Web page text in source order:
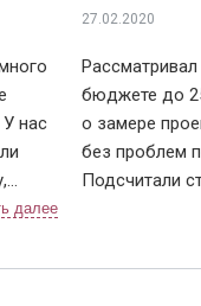
У нас
а в
27.02.2020
бюджете до
о замере
без проблем
Подсчитали
устроила.
немного